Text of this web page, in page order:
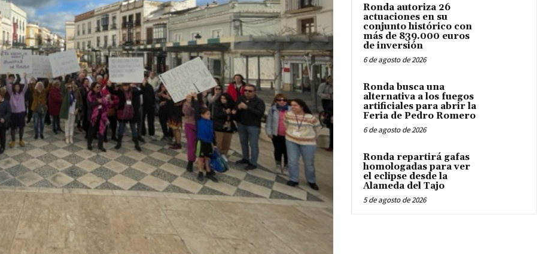
Ronda autoriza 26
actuaciones en su
conjunto histórico con
más de 839.000 euros
de inversión
6 de agosto de 2026
Ronda busca una
alternativa a los fuegos
artificiales para abrir la
Feria de Pedro Romero
6 de agosto de 2026
Ronda repartirá gafas
homologadas para ver
el eclipse desde la
Alameda del Tajo
5 de agosto de 2026